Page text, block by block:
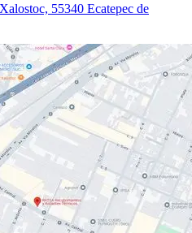
55340 Ecatepec de